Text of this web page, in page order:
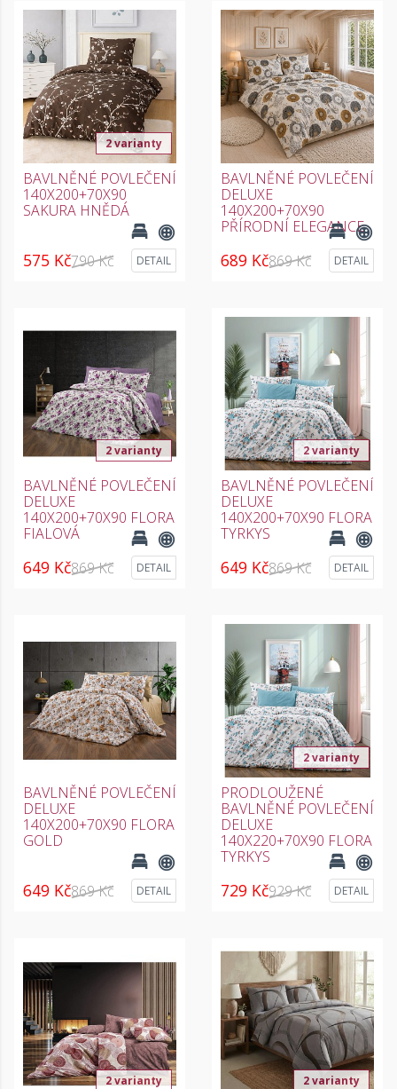
2 varianty
BAVLNĚNÉ POVLEČENÍ
140X200+70X90
SAKURA HNĚDÁ
575 Kč790 Kč DETAIL
BAVLNĚNÉ POVLEČENÍ
DELUXE
140X200+70X90
PŘÍRODNÍ ELEGANCE
689 Kč869 Kč DETAIL
2 varianty
BAVLNĚNÉ POVLEČENÍ
DELUXE
140X200+70X90 FLORA
FIALOVÁ
649 Kč869 Kč DETAIL
2 varianty
BAVLNĚNÉ POVLEČENÍ
DELUXE
140X200+70X90 FLORA
TYRKYS
649 Kč869 Kč DETAIL
BAVLNĚNÉ POVLEČENÍ
DELUXE
140X200+70X90 FLORA
GOLD
649 Kč869 Kč DETAIL
2 varianty
PRODLOUŽENÉ
BAVLNĚNÉ POVLEČENÍ
DELUXE
140X220+70X90 FLORA
TYRKYS
729 Kč929 Kč DETAIL
2 varianty 2 varianty